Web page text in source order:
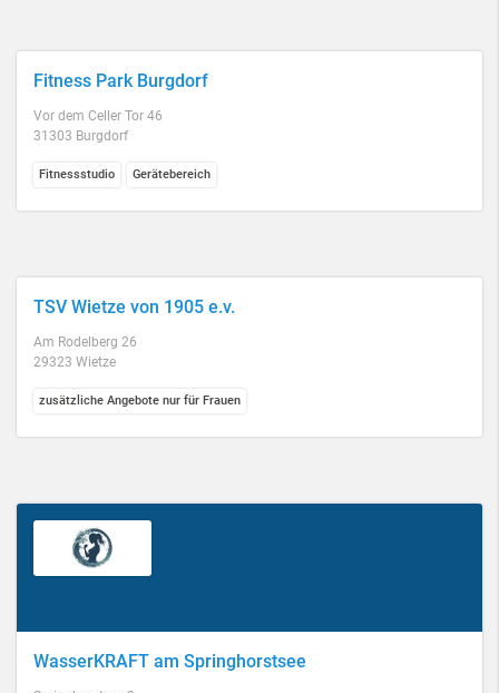
Fitness Park Burgdorf
Vor dem Celler Tor 46
31303 Burgdorf
Fitnessstudio Gerätebereich
TSV Wietze von 1905 e.v.
Am Rodelberg 26
29323 Wietze
zusätzliche Angebote nur für Frauen
WasserKRAFT am Springhorstsee